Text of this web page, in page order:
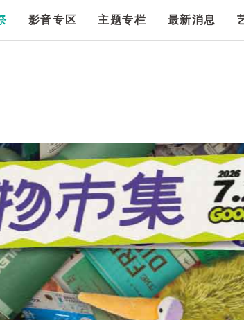
影音专区 主题专栏 最新消息